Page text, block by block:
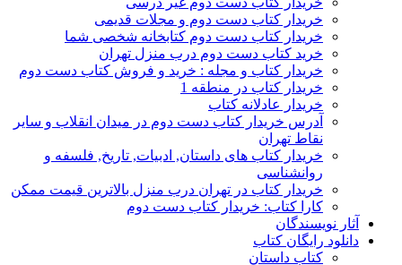
خریدار کتاب دست دوم و مجلات قدیمی
خریدار کتاب دست دوم کتابخانه شخصی شما
خرید کتاب دست دوم درب منزل تهران
خریدار کتاب و مجله : خرید و فروش کتاب دست دوم
خریدار کتاب در منطقه 1
خریدار عادلانه کتاب
آدرس خریدار کتاب دست دوم در میدان انقلاب و سایر
نقاط تهران
خریدار کتاب های داستان, ادبیات, تاریخ, فلسفه و
روانشناسی
خریدار کتاب در تهران درب منزل بالاترین قیمت ممکن
کارا کتاب: خریدار کتاب دست دوم
آثار نویسندگان
دانلود رایگان کتاب
کتاب داستان